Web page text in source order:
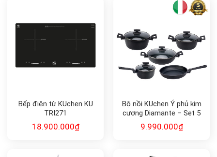
Bếp điện từ KUchen KU
TRI271
18.900.000₫
Bộ nồi KUchen Ý phủ kim
cương Diamante – Set 5
món
9.990.000₫